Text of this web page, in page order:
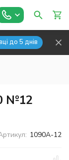
до 5 днів
№12
1090А-12